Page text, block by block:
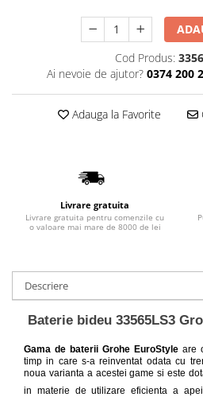
Lavoare freestanding
Lavoare sub blat
Lavoare incastrabile
Bideuri stative
Bideuri suspendate
Vase WC
Vase WC suspendate
WC pentru persoane cu dizabilitati
Capace
Capace WC softclose
Capace WC clasice
Capace bideuri
Cod Produs:
Ai nevoie de ajutor? 0374 200
Adauga la Favorite
Livrare gratuita
Livrare gratuita pentru comenzile cu
o valoare mai mare de 8000 de lei
Descriere
Baterie bideu 33565LS3
Gama de baterii Grohe EuroStyleare
timp in care s-a reinventat odata cu
noua varianta a acestei game si este
in materie de utilizare eficienta a apei.